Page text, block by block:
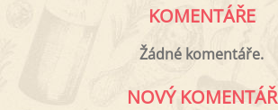
KOMENTÁŘE
Žádné komentáře.
NOVÝ KOMENTÁŘ